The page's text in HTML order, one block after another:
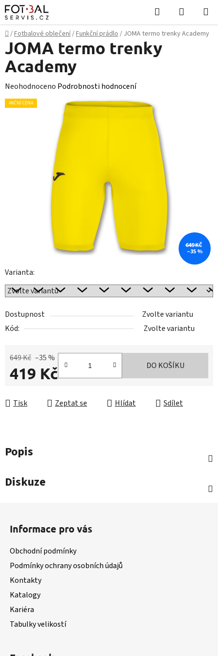
Přejít
na
obsah
Hledat
KOŠÍK
Domů
/Fotbalové oblečení/Funkční prádlo/ JOMA termo trenky Academy
Varianta:
Dostupnost
Zvolte variantu
Kód:
Zvolte variantu
649 Kč –35 %
419 Kč DO KOŠÍKU
Tisk Zeptat se Hlídat Sdílet
JOMA termo trenky
Academy
Průměrné
hodnocení
Neohodnoceno Podrobnosti hodnocení
AKČNÍ CENA
649 KČ
–35 %
Popis
Diskuze
Informace pro vás
Obchodní podmínky
Podmínky ochrany osobních údajů
Kontakty
Katalogy
Kariéra
Tabulky velikostí